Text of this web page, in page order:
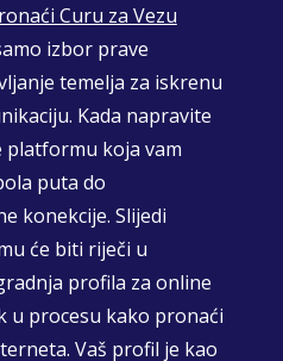
Curu za Vezu
izbor prave
temelja za iskrenu
Kada napravite
koja vam
puta do
konekcije. Slijedi
će biti riječi u
profila za online
u procesu kako pronaći
Vaš profil je kao